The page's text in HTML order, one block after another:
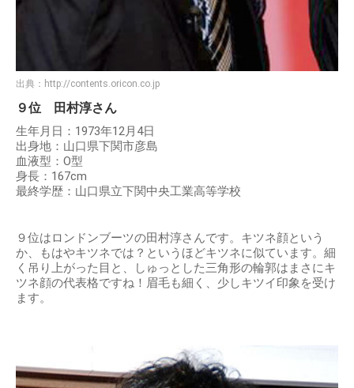
出典： http://contents.oricon.co.jp
９位 田村淳さん
生年月日：1973年12月4日
出身地：山口県下関市彦島
血液型：O型
身長：167cm
最終学歴：山口県立下関中央工業高等学校
９位はロンドンブーツの田村淳さんです。キツネ顔という
か、もはやキツネでは？というほどキツネに似ています。細
く吊り上がった目と、しゅっとした三角形の輪郭はまさにキ
ツネ顔の代表格ですね！眉毛も細く、少しキツイ印象を受け
ます。